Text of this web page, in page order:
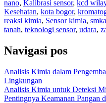
nano, Kalibrasi sensor, kcd
Kesehatan, kota bogor,
reaksi kimia, Sensor kimia,
tanah, teknologi sensor, udara,
Navigasi pos
Analisis Kimia dalam
Lingkungan
Analisis Kimia untuk Deteksi
Pentingnya Keamanan Pangan